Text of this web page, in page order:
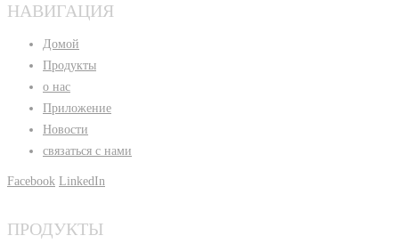
НАВИГАЦИЯ
Домой
Продукты
о нас
Приложение
Новости
связаться с нами
Facebook LinkedIn
ПРОДУКТЫ